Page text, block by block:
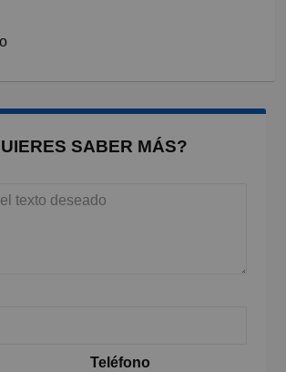
SABER MÁS?
Teléfono